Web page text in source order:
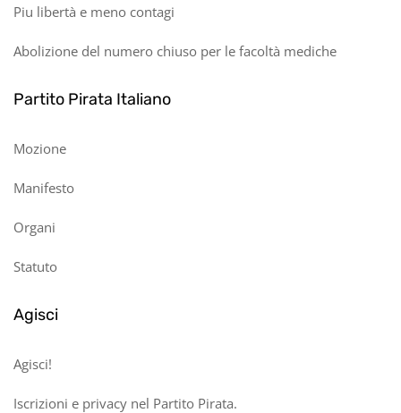
Piu libertà e meno contagi
Abolizione del numero chiuso per le facoltà mediche
Partito Pirata Italiano
Mozione
Manifesto
Organi
Statuto
Agisci
Agisci!
Iscrizioni e privacy nel Partito Pirata.